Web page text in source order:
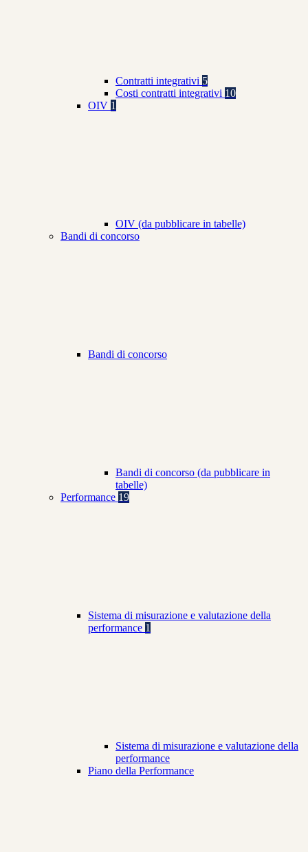
Contratti integrativi 5
Costi contratti integrativi 10
OIV 1
OIV (da pubblicare in tabelle)
Bandi di concorso
Bandi di concorso
Bandi di concorso (da pubblicare in
tabelle)
Performance 19
Sistema di misurazione e valutazione della
performance 1
Sistema di misurazione e valutazione della
performance
Piano della Performance